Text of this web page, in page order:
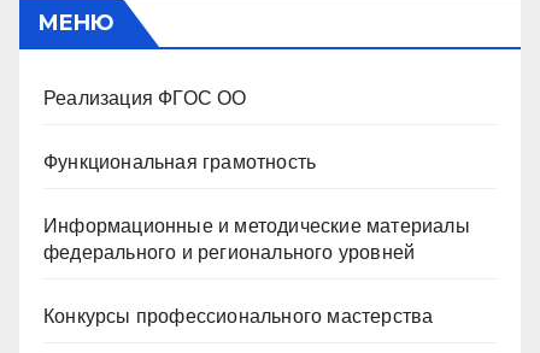
МЕНЮ
Реализация ФГОС ОО
Функциональная грамотность
Информационные и методические материалы
федерального и регионального уровней
Конкурсы профессионального мастерства